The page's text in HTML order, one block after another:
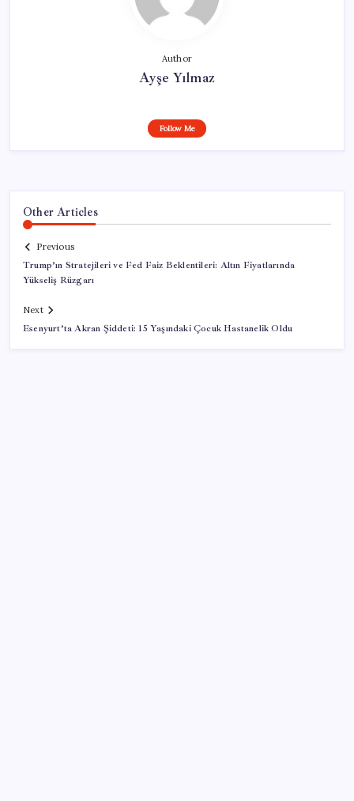
Author
Ayşe Yılmaz
Follow Me
Other Articles
Previous
Trump’ın Stratejileri ve Fed Faiz Beklentileri: Altın Fiyatlarında
Yükseliş Rüzgarı
Next
Esenyurt’ta Akran Şiddeti: 15 Yaşındaki Çocuk Hastanelik Oldu